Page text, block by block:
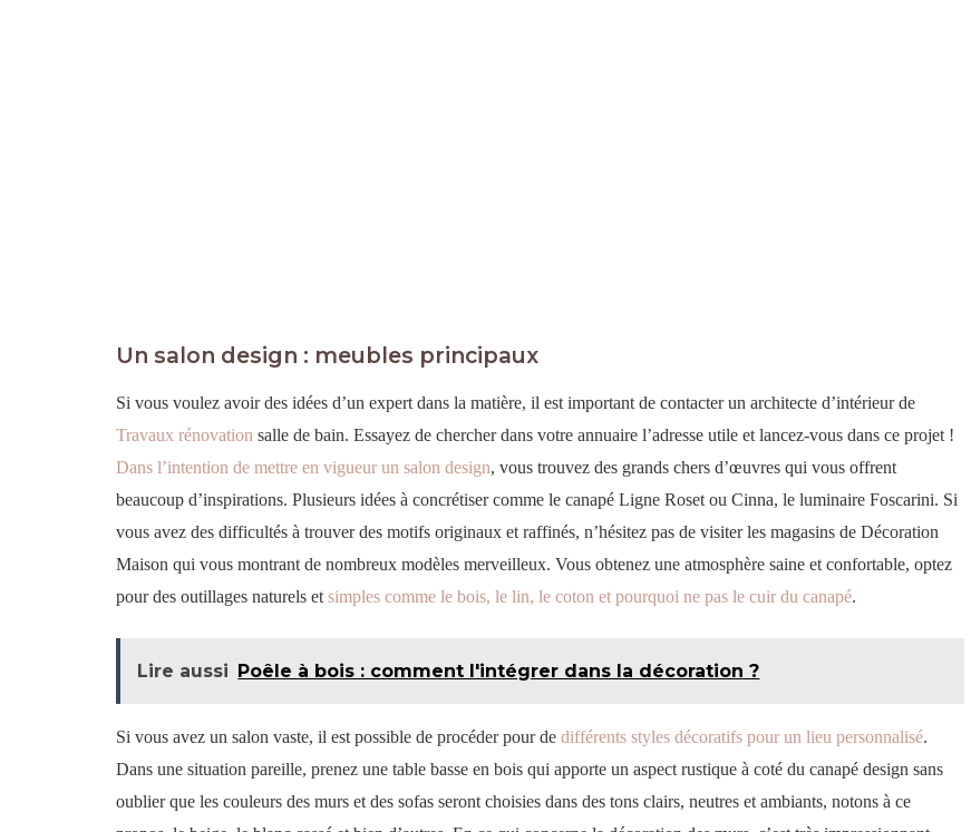
Un salon design : meubles principaux
Si vous voulez avoir des idées d’un expert dans la matière, il est important de contacter un architecte d’intérieur de
Travaux rénovation salle de bain. Essayez de chercher dans votre annuaire l’adresse utile et lancez-vous dans ce projet !
Dans l’intention de mettre en vigueur un salon design, vous trouvez des grands chers d’œuvres qui vous offrent
beaucoup d’inspirations. Plusieurs idées à concrétiser comme le canapé Ligne Roset ou Cinna, le luminaire Foscarini. Si
vous avez des difficultés à trouver des motifs originaux et raffinés, n’hésitez pas de visiter les magasins de Décoration
Maison qui vous montrant de nombreux modèles merveilleux. Vous obtenez une atmosphère saine et confortable, optez
pour des outillages naturels etsimples comme le bois, le lin, le coton et pourquoi ne pas le cuir du canapé.
Lire aussi Poêle à bois : comment l'intégrer dans la décoration ?
Si vous avez un salon vaste, il est possible de procéder pour dedifférents styles décoratifs pour un lieu personnalisé.
Dans une situation pareille, prenez une table basse en bois qui apporte un aspect rustique à coté du canapé design sans
oublier que les couleurs des murs et des sofas seront choisies dans des tons clairs, neutres et ambiants, notons à ce